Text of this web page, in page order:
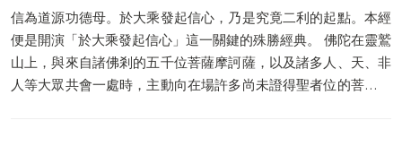
信為道源功德母。於大乘發起信心，乃是究竟二利的起點。本經
便是開演「於大乘發起信心」這一關鍵的殊勝經典。 佛陀在靈鷲
山上，與來自諸佛剎的五千位菩薩摩訶薩，以及諸多人、天、非
人等大眾共會一處時，主動向在場許多尚未證得聖者位的菩薩開